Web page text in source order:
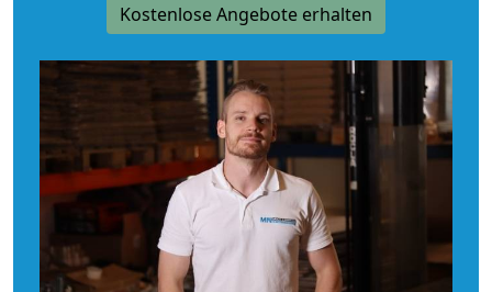
Kostenlose Angebote erhalten